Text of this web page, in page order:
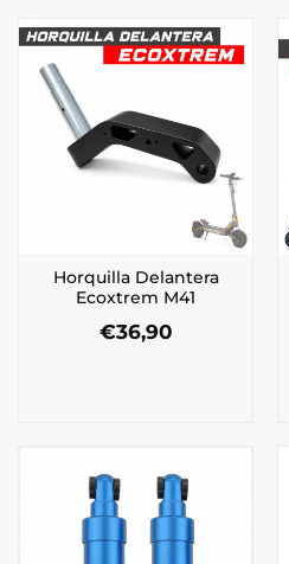
Horquilla Delantera
Ecoxtrem M41
€36,90